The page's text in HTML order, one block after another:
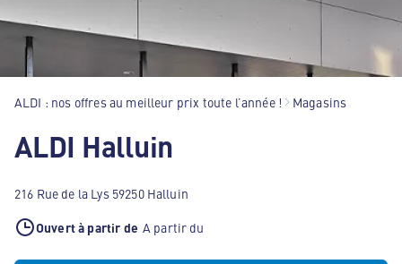
ALDI : nos offres au meilleur prix toute l’année ! Magasins
ALDI Halluin
216 Rue de la Lys 59250 Halluin
Ouvert à partir de A partir du